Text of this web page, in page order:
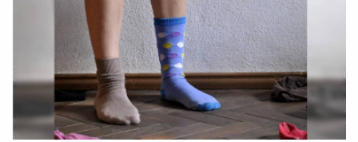
冰」、「可以寄杯嗎？」、「我的杯子有40公升」、「這個
有梗！加10元啦，不要佔中油太多便宜啦」、「再自備吸管
的話還有折扣嗎？」也有人指出，這個折扣其實是針對中油
創立咖啡自有品牌「Cup&Go來速咖啡」，「這應該是指咖
啡吧，字的下方有咖啡杯的圖」、「每次加油都要很常被
問，要不要買杯咖啡呢」、「他賣咖啡取咖啡的地方是旁邊
的商店」。